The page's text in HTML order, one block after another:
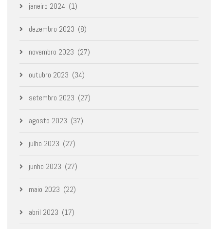
janeiro 2024 (1)
dezembro 2023 (8)
novembro 2023 (27)
outubro 2023 (34)
setembro 2023 (27)
agosto 2023 (37)
julho 2023 (27)
junho 2023 (27)
maio 2023 (22)
abril 2023 (17)